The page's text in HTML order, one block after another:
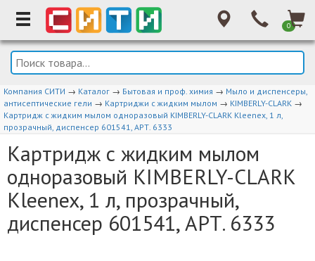
0
Компания СИТИ → Каталог → Бытовая и проф. химия → Мыло и диспенсеры,
антисептические гели → Картриджи с жидким мылом → KIMBERLY-CLARK →
Картридж с жидким мылом одноразовый KIMBERLY-CLARK Kleenex, 1 л,
прозрачный, диспенсер 601541, АРТ. 6333
Картридж с жидким мылом
одноразовый KIMBERLY-CLARK
Kleenex, 1 л, прозрачный,
диспенсер 601541, АРТ. 6333